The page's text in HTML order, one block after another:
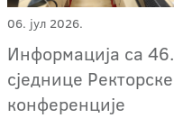
06. јул 2026.
Информација са 46.
сједнице Ректорске
конференције